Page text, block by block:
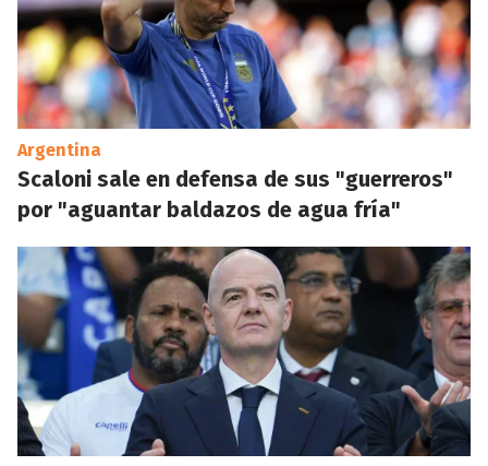
Argentina
Scaloni sale en defensa de sus "guerreros"
por "aguantar baldazos de agua fría"